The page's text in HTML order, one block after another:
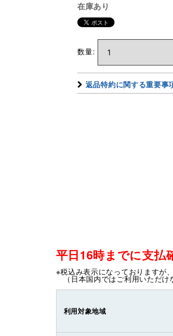
在庫あり
数量:
返品特約に関する重要事
平日16時までに支払
※税込み表示になっておりますが
（日本国内ではご利用いただけ
利用対象地域